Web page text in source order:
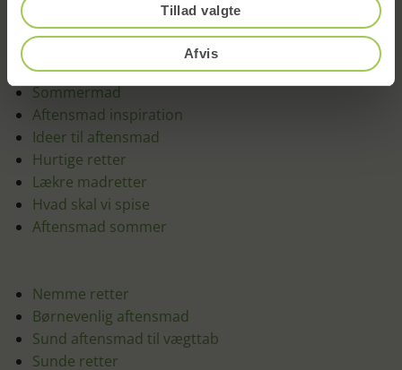
Tillad valgte
Afvis
Mad ideer
Sommermad
Aftensmad inspiration
Ideer til aftensmad
Hurtige retter
Lækre madretter
Hvad skal vi spise
Aftensmad sommer
Nemme retter
Børnevenlig aftensmad
Sund aftensmad til vægttab
Sunde retter